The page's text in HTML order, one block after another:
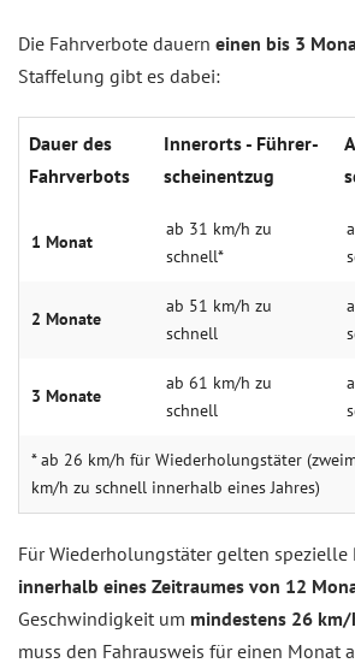
Die Fahrverbote dauern einen bis 3
Staffelung gibt es dabei:
Dauer des
Fahr­verbots
Innerorts - Führer­
schein­ent­zug
1 Monat
ab 31 km/h zu
schnell*
2 Monate
ab 51 km/h zu
schnell
3 Monate
ab 61 km/h zu
schnell
* ab 26 km/h für Wiederholungstäter
km/h zu schnell innerhalb eines Jahres)
Für Wiederholungstäter gelten spezielle
innerhalb eines Zeitraumes von 12
Geschwindigkeit um mindestens 26 km/
muss den Fahrausweis für einen Monat